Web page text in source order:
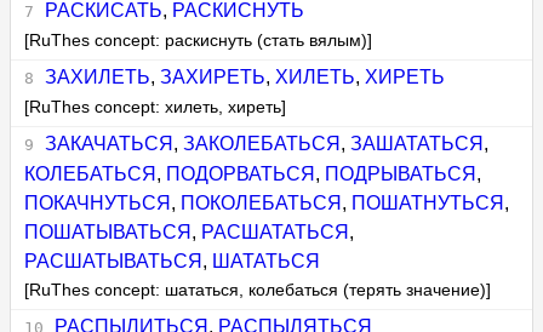
РАСКИСАТЬ, РАСКИСНУТЬ
[RuThes concept: раскиснуть (стать вялым)]
ЗАХИЛЕТЬ, ЗАХИРЕТЬ, ХИЛЕТЬ, ХИРЕТЬ
[RuThes concept: хилеть, хиреть]
ЗАКАЧАТЬСЯ , ЗАКОЛЕБАТЬСЯ , ЗАШАТАТЬСЯ ,
КОЛЕБАТЬСЯ , ПОДОРВАТЬСЯ , ПОДРЫВАТЬСЯ ,
ПОКАЧНУТЬСЯ , ПОКОЛЕБАТЬСЯ , ПОШАТНУТЬСЯ ,
ПОШАТЫВАТЬСЯ , РАСШАТАТЬСЯ ,
РАСШАТЫВАТЬСЯ , ШАТАТЬСЯ
[RuThes concept: шататься, колебаться (терять значение)]
РАСПЫЛИТЬСЯ , РАСПЫЛЯТЬСЯ